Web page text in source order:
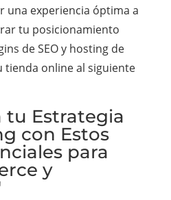
una experiencia óptima a
tu posicionamiento
de SEO y hosting de
tienda online al siguiente
tu Estrategia
con Estos
para
y